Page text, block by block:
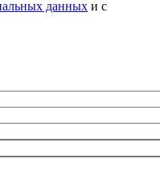
данных и с